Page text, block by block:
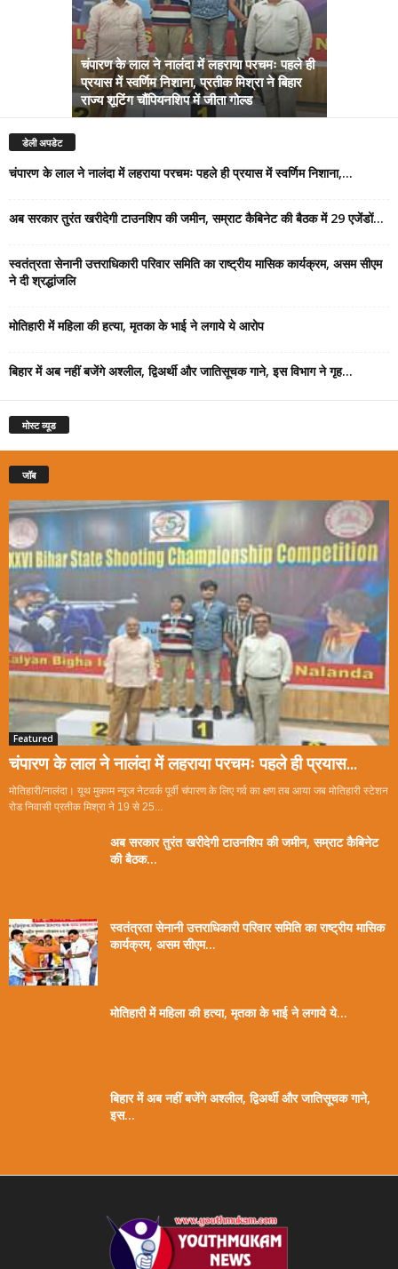
चंपारण के लाल ने नालंदा में लहराया परचमः पहले ही
प्रयास में स्वर्णिम निशाना, प्रतीक मिश्रा ने बिहार
राज्य शूटिंग चौंपियनशिप में जीता गोल्ड
डेली अपडेट
चंपारण के लाल ने नालंदा में लहराया परचमः पहले ही प्रयास में स्वर्णिम निशाना,...
अब सरकार तुरंत खरीदेगी टाउनशिप की जमीन, सम्राट कैबिनेट की बैठक में 29 एजेंडों...
स्वतंत्रता सेनानी उत्तराधिकारी परिवार समिति का राष्ट्रीय मासिक कार्यक्रम, असम सीएम
ने दी श्रद्धांजलि
मोतिहारी में महिला की हत्या, मृतका के भाई ने लगाये ये आरोप
बिहार में अब नहीं बजेंगे अश्लील, द्विअर्थी और जातिसूचक गाने, इस विभाग ने गृह...
मोस्ट व्यूड
जॉब
Featured
चंपारण के लाल ने नालंदा में लहराया परचमः पहले ही प्रयास...
मोतिहारी/नालंदा। यूथ मुकाम न्यूज नेटवर्क पूर्वी चंपारण के लिए गर्व का क्षण तब आया जब मोतिहारी स्टेशन
रोड निवासी प्रतीक मिश्रा ने 19 से 25...
अब सरकार तुरंत खरीदेगी टाउनशिप की जमीन, सम्राट कैबिनेट
की बैठक...
स्वतंत्रता सेनानी उत्तराधिकारी परिवार समिति का राष्ट्रीय मासिक
कार्यक्रम, असम सीएम...
मोतिहारी में महिला की हत्या, मृतका के भाई ने लगाये ये...
बिहार में अब नहीं बजेंगे अश्लील, द्विअर्थी और जातिसूचक गाने,
इस...